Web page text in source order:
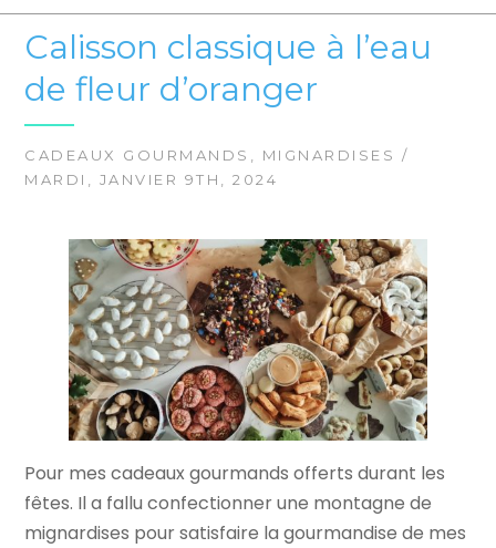
Calisson classique à l’eau
de fleur d’oranger
CADEAUX GOURMANDS MIGNARDISES /
MARDI, JANVIER 9TH, 2024
Pour mes cadeaux gourmands offerts durant les
fêtes. Il a fallu confectionner une montagne de
mignardises pour satisfaire la gourmandise de mes